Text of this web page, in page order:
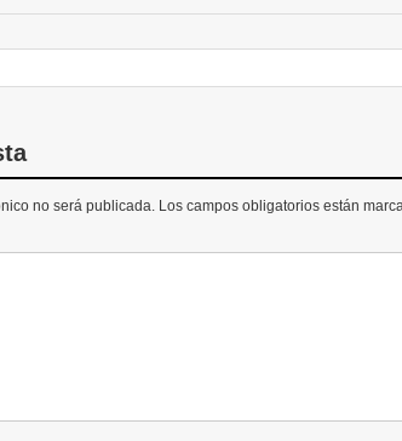
no será publicada. Los campos obligatorios están